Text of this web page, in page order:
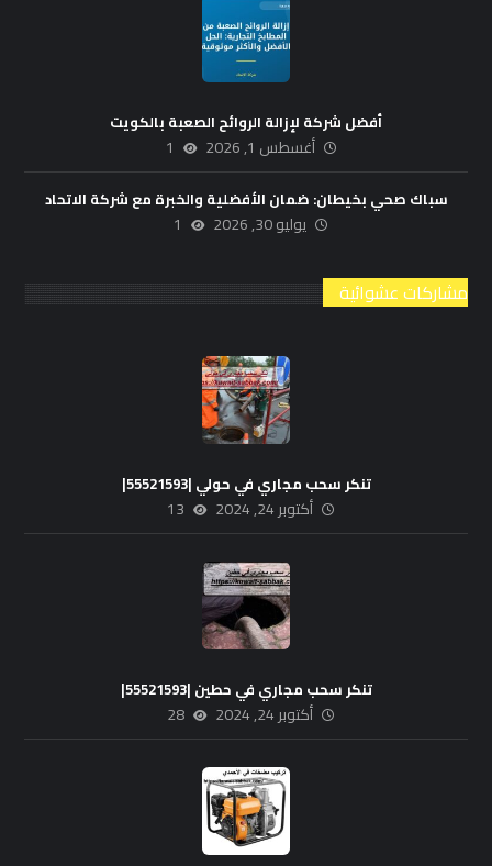
أفضل شركة لإزالة الروائح الصعبة بالكويت
أغسطس 1, 2026 1
سباك صحي بخيطان: ضمان الأفضلية والخبرة مع شركة الاتحاد
يوليو 30, 2026 1
مشاركات عشوائية
تنكر سحب مجاري في حولي |55521593|
أكتوبر 24, 2024 13
تنكر سحب مجاري في حطين |55521593|
أكتوبر 24, 2024 28